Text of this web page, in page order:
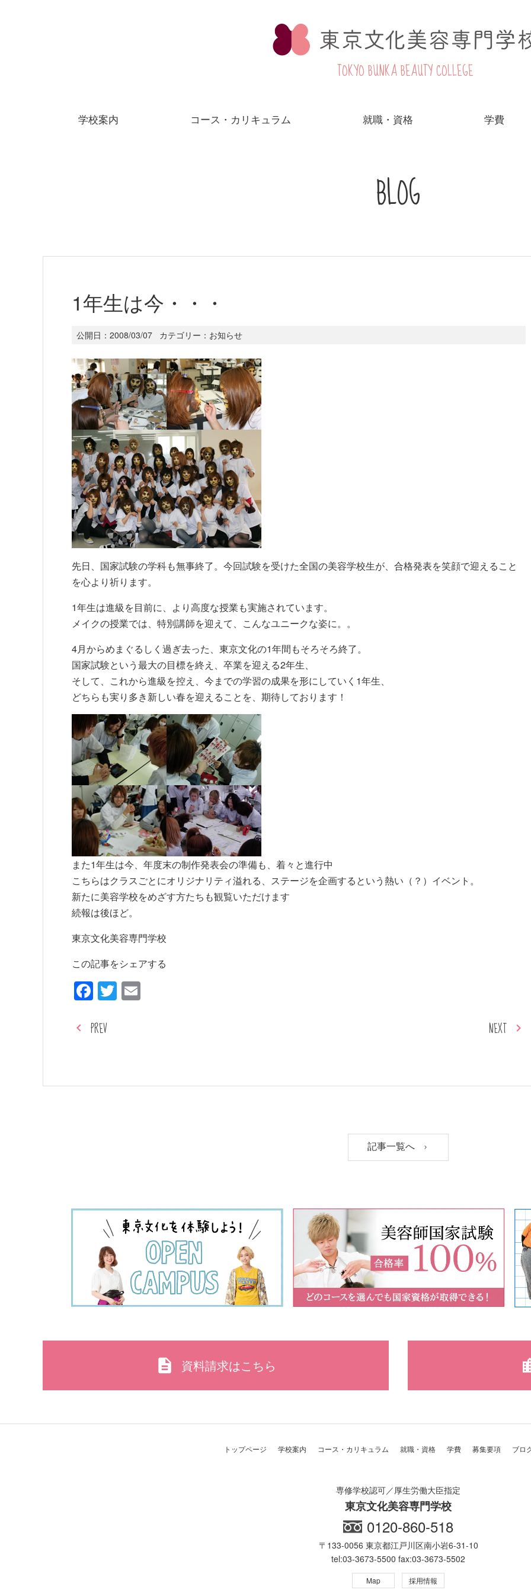
TOKYO BUNKA BEAUTY COLLEGE
学校案内 コース・カリキュラム 就職・資格 学費
BLOG
1年生は今・・・
公開日： 2008/03/07 カテゴリー： お知らせ
先日、国家試験の学科も無事終了。今回試験を受けた全国の美容学校生が、合格発表を笑顔で迎えること
を心より祈ります。
1年生は進級を目前に、より高度な授業も実施されています。
メイクの授業では、特別講師を迎えて、こんなユニークな姿に。。
4月からめまぐるしく過ぎ去った、東京文化の1年間もそろそろ終了。
国家試験という最大の目標を終え、卒業を迎える2年生、
そして、これから進級を控え、今までの学習の成果を形にしていく1年生、
どちらも実り多き新しい春を迎えることを、期待しております！
また1年生は今、年度末の制作発表会の準備も、着々と進行中
こちらはクラスごとにオリジナリティ溢れる、ステージを企画するという熱い（？）イベント。
新たに美容学校をめざす方たちも観覧いただけます
続報は後ほど。
東京文化美容専門学校
この記事をシェアする
Facebook
Twitter
PREV NEXT
記事一覧へ
資料請求はこちら
トップページ 学校案内 コース・カリキュラム 就職・資格 学費 募集要項 ブロ
専修学校認可／厚生労働大臣指定
東京文化美容専門学校
0120-860-518
〒133-0056 東京都江戸川区南小岩6-31-10
tel:03-3673-5500 fax:03-3673-5502
Map 採用情報